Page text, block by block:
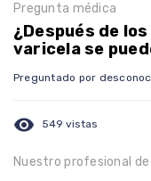
Pregunta médica
¿Después de
varicela se
Preguntado por
visibility 549 vistas
Nuestro profesional